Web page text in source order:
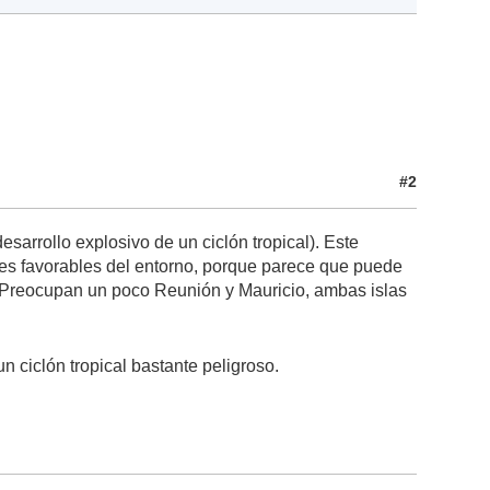
#2
explosivo de un ciclón tropical). Este
favorables del entorno, porque parece que puede
un poco Reunión y Mauricio, ambas islas
ciclón tropical bastante peligroso.